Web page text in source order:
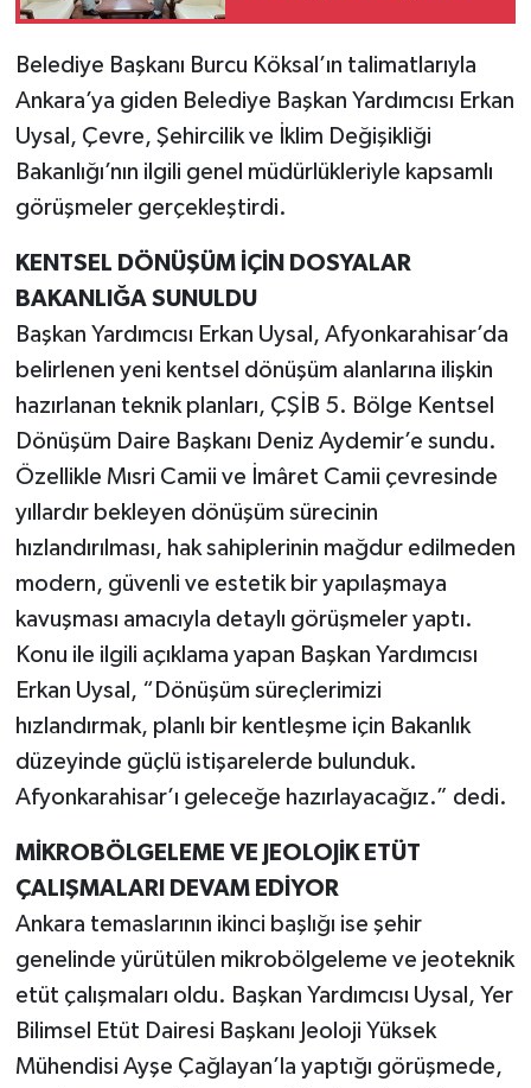
Belediye Başkanı Burcu Köksal’ın talimatlarıyla
Ankara’ya giden Belediye Başkan Yardımcısı Erkan
Uysal, Çevre, Şehircilik ve İklim Değişikliği
Bakanlığı’nın ilgili genel müdürlükleriyle kapsamlı
görüşmeler gerçekleştirdi.
KENTSEL DÖNÜŞÜM İÇİN DOSYALAR
BAKANLIĞA SUNULDU
Başkan Yardımcısı Erkan Uysal, Afyonkarahisar’da
belirlenen yeni kentsel dönüşüm alanlarına ilişkin
hazırlanan teknik planları, ÇŞİB 5. Bölge Kentsel
Dönüşüm Daire Başkanı Deniz Aydemir’e sundu.
Özellikle Mısri Camii ve İmâret Camii çevresinde
yıllardır bekleyen dönüşüm sürecinin
hızlandırılması, hak sahiplerinin mağdur edilmeden
modern, güvenli ve estetik bir yapılaşmaya
kavuşması amacıyla detaylı görüşmeler yaptı.
Konu ile ilgili açıklama yapan Başkan Yardımcısı
Erkan Uysal, “Dönüşüm süreçlerimizi
hızlandırmak, planlı bir kentleşme için Bakanlık
düzeyinde güçlü istişarelerde bulunduk.
Afyonkarahisar’ı geleceğe hazırlayacağız.” dedi.
MİKROBÖLGELEME VE JEOLOJİK ETÜT
ÇALIŞMALARI DEVAM EDİYOR
Ankara temaslarının ikinci başlığı ise şehir
genelinde yürütülen mikrobölgeleme ve jeoteknik
etüt çalışmaları oldu. Başkan Yardımcısı Uysal, Yer
Bilimsel Etüt Dairesi Başkanı Jeoloji Yüksek
Mühendisi Ayşe Çağlayan’la yaptığı görüşmede,